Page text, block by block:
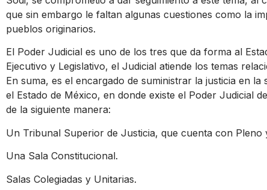
que sin embargo le faltan algunas cuestiones como la
pueblos originarios.
El Poder Judicial es uno de los tres que da forma al
Ejecutivo y Legislativo, el Judicial atiende los temas
En suma, es el encargado de suministrar la justicia en
el Estado de México, en donde existe el Poder Judicial
de la siguiente manera:
Un Tribunal Superior de Justicia, que cuenta con Pleno
Una Sala Constitucional.
Salas Colegiadas y Unitarias.